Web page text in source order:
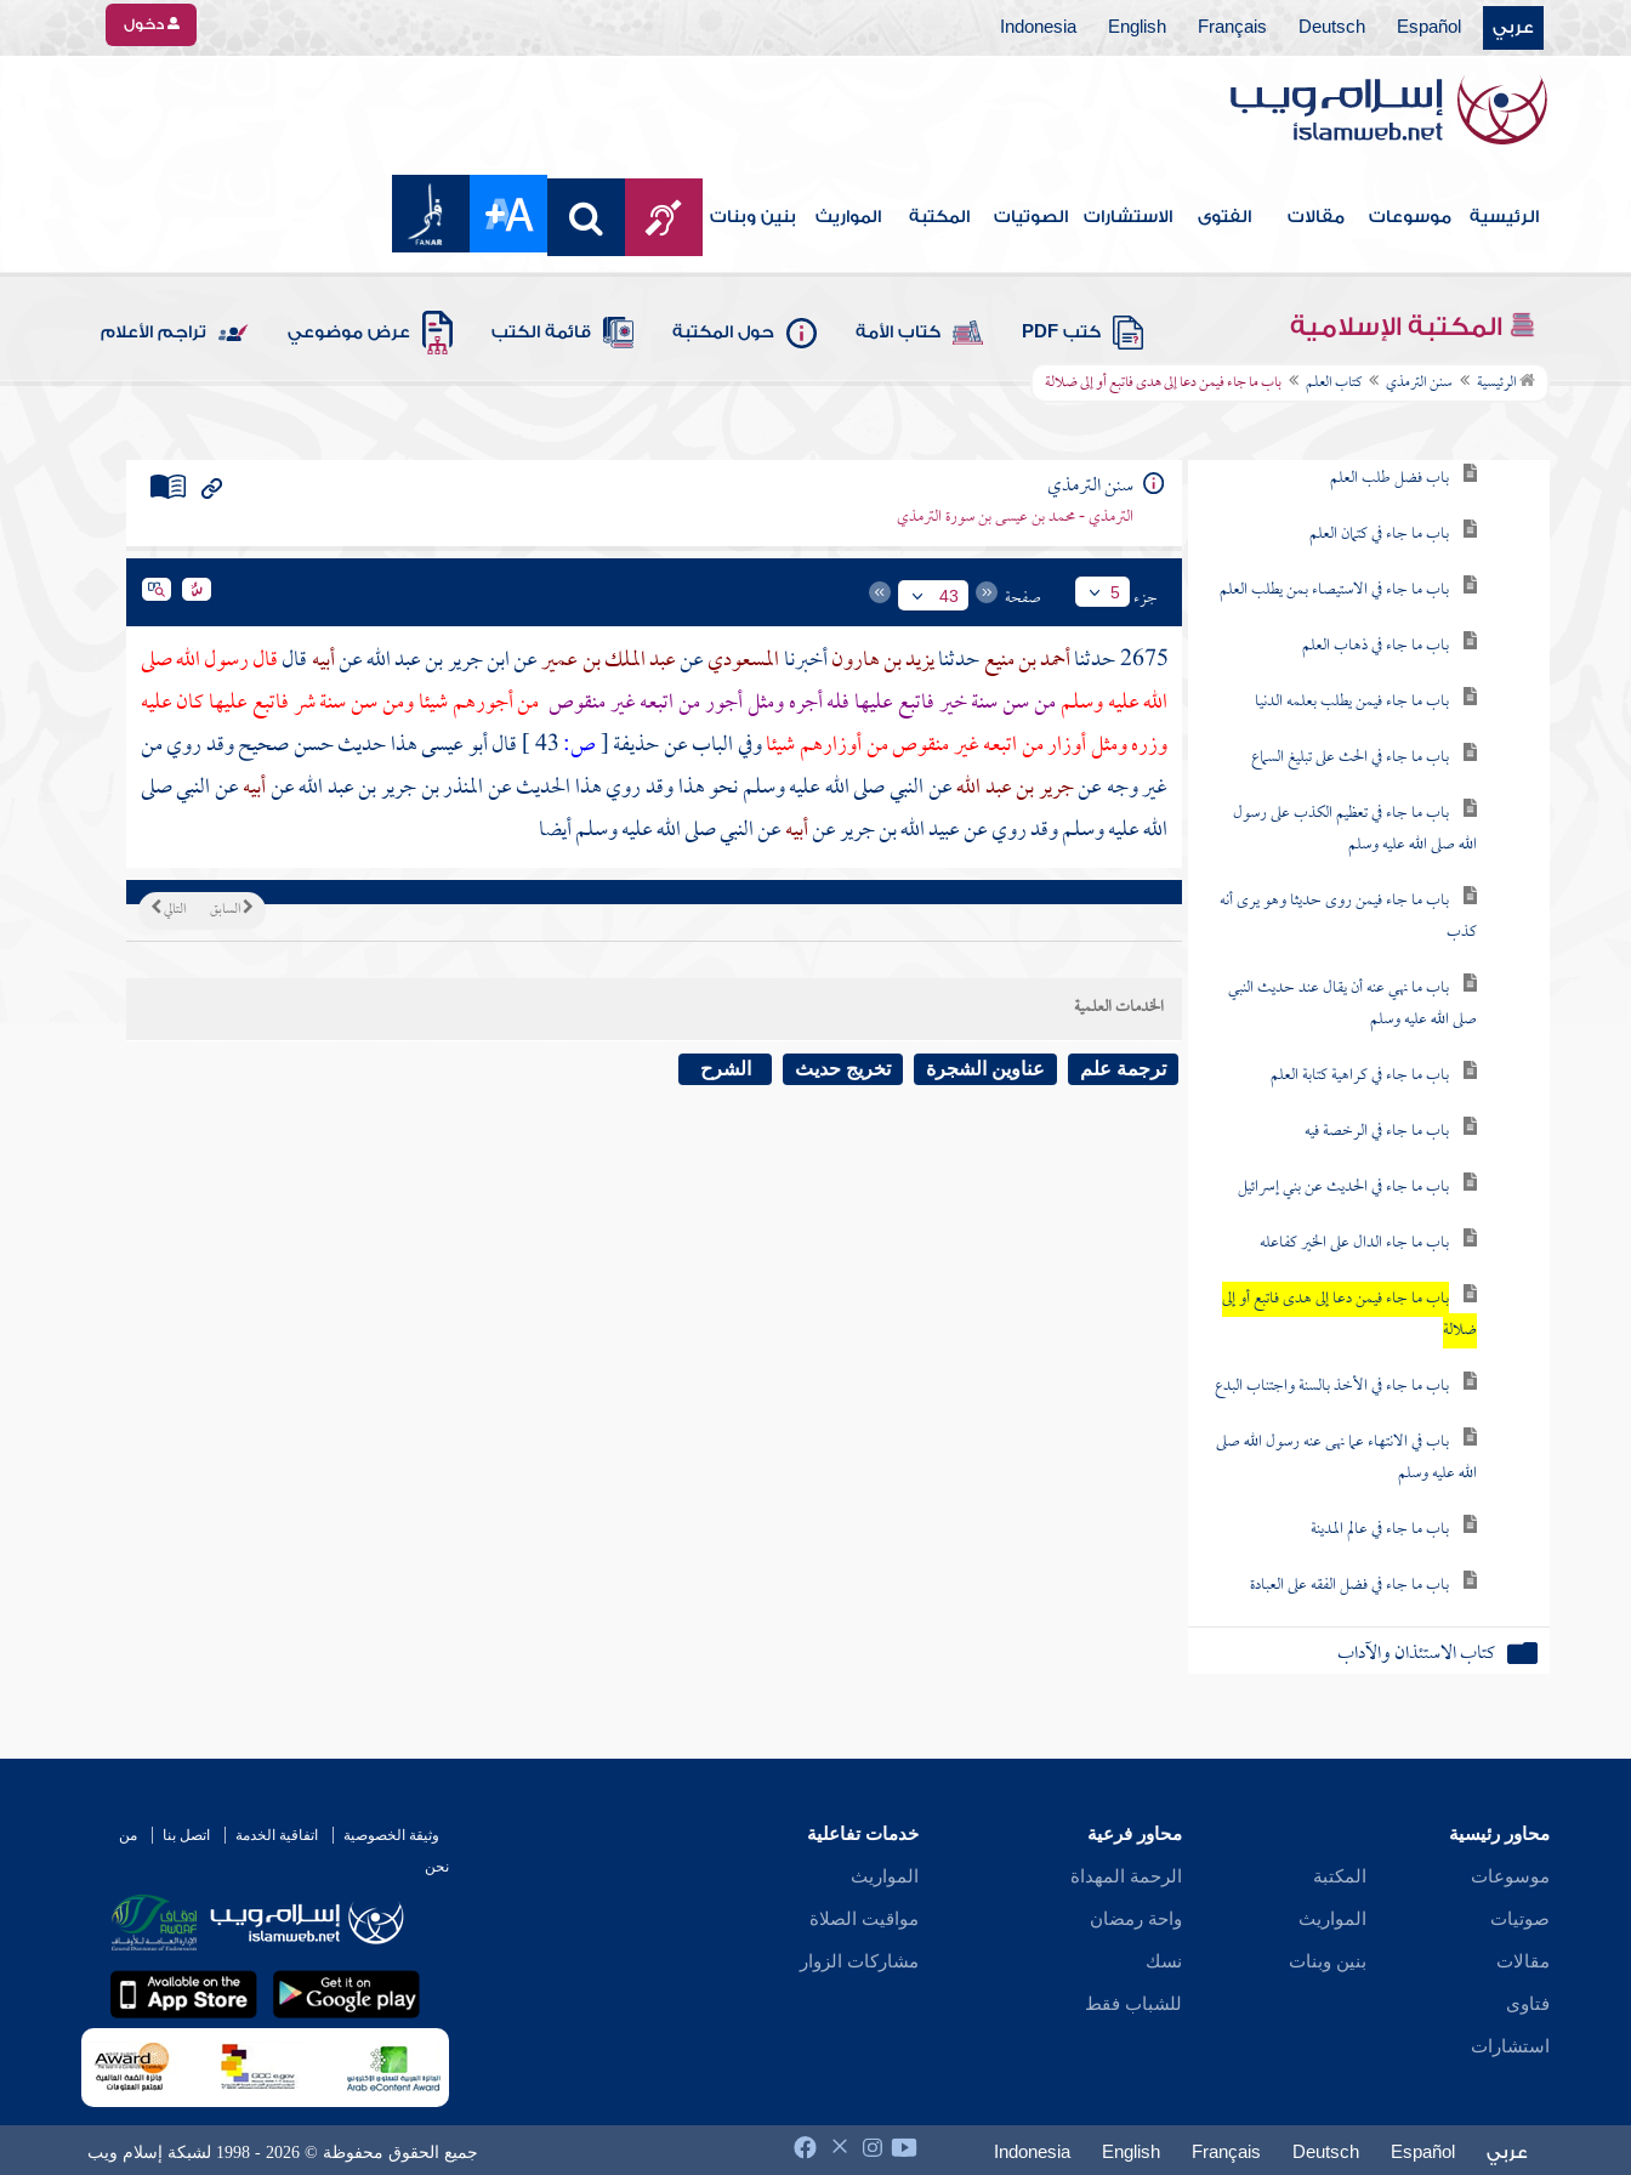
عربي Español
Deutsch
Français
English
Indonesia دخول
الرئيسية موسوعات مقالات الفتوى الاستشارات الصوتيات المكتبة المواريث بنين وبنات
المكتبة الإسلامية كتب PDF كتاب الأمة حول المكتبة قائمة الكتب عرض موضوعي تراجم الأعلام
الرئيسية سنن الترمذي كتاب العلم باب ما جاء فيمن دعا إلى هدى فاتبع أو إلى ضلالة
كتاب الزهد عن رسول الله صلى الله عليه
وسلم
كتاب صفة القيامة والرقائق والورع عن رسول
الله صلى الله عليه وسلم
وسلم
كتاب صفة جهنم
كتاب الإيمان
كتاب العلم
باب فضل طلب العلم
باب ما جاء في كتمان العلم
باب ما جاء في الاستيصاء بمن يطلب العلم
باب ما جاء في ذهاب العلم
باب ما جاء فيمن يطلب بعلمه الدنيا
باب ما جاء في الحث على تبليغ السماع
باب ما جاء في تعظيم الكذب على رسول
الله صلى الله عليه وسلم
باب ما جاء فيمن روى حديثا وهو يرى أنه
كذب
باب ما نهي عنه أن يقال عند حديث النبي
صلى الله عليه وسلم
باب ما جاء في كراهية كتابة العلم
باب ما جاء في الرخصة فيه
باب ما جاء في الحديث عن بني إسرائيل
باب ما جاء الدال على الخير كفاعله
باب ما جاء فيمن دعا إلى هدى فاتبع أو إلى
ضلالة
باب ما جاء في الأخذ بالسنة واجتناب البدع
باب في الانتهاء عما نهى عنه رسول الله صلى
الله عليه وسلم
باب ما جاء في عالم المدينة
باب ما جاء في فضل الفقه على العبادة
كتاب الاستئذان والآداب
كتاب الأمثال
كتاب فضائل القرآن
كتاب القراءات
كتاب تفسير القرآن
كتاب المناقب
كتاب العلل
سنن الترمذي
الترمذي - محمد بن عيسى بن سورة الترمذي
جزء 5 صفحة 43
2675 حدثنا أحمد بن منيعحدثنايزيد بن هارونأخبرناالمسعوديعنعبد الملك بن عميرعنابن جرير بن عبد اللهعنأبيهقالقال رسول الله صلى
الله عليه وسلممن سن سنة خير فاتبع عليها فله أجره ومثل أجور من اتبعه غير منقوص من أجورهم شيئا ومن سن سنة شر فاتبع عليها كان عليه
وزره ومثل أوزار من اتبعه غير منقوص من أوزارهم شيئاوفي الباب عن حذيفة[ص:
قال أبو عيسى هذا حديث حسن صحيح وقد روي من
غير وجه عنجرير بن عبد اللهعن النبي صلى الله عليه وسلم نحو هذا وقد روي هذا الحديث عنالمنذر بن جرير بن عبد اللهعنأبيهعن النبي صلى
الله عليه وسلم وقد روي عنعبيد الله بن جريرعنأبيهعن النبي صلى الله عليه وسلم أيضا
التالي السابق
الخدمات العلمية
ترجمة علم عناوين الشجرة تخريج حديث الشرح
محاور رئيسية
موسوعات
صوتيات
مقالات
فتاوى
استشارات
المكتبة
المواريث
بنين وبنات
محاور فرعية
الرحمة المهداة
واحة رمضان
نسك
للشباب فقط
خدمات تفاعلية
المواريث
مواقيت الصلاة
مشاركات الزوار
وثيقة الخصوصية اتفاقية الخدمة اتصل بنا
من
نحن
عربي Español
Deutsch
Français
English
Indonesia جميع الحقوق محفوظة © 2026 - 1998 لشبكة إسلام ويب